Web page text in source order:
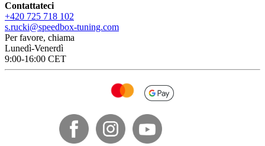
Contattateci
+420 725 718 102
s.rucki@speedbox-tuning.com
Per favore, chiama
Lunedì-Venerdì
9:00-16:00 CET